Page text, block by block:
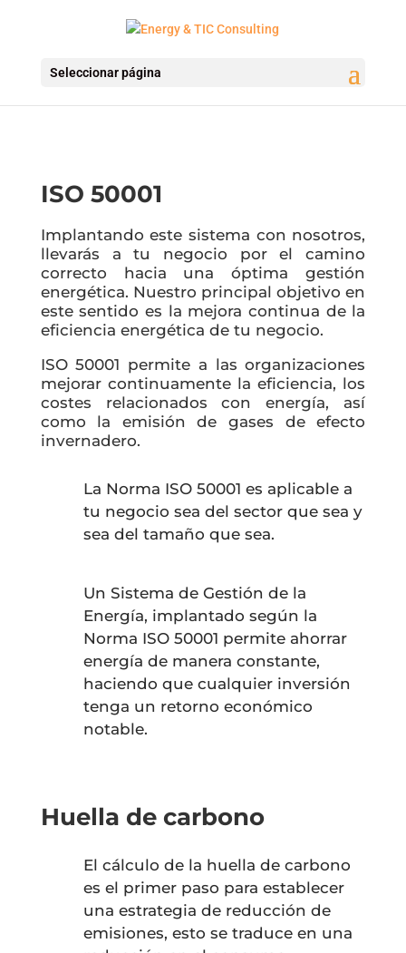
Seleccionar página
ISO 50001
Implantando este sistema con nosotros,
llevarás a tu negocio por el camino
correcto hacia una óptima gestión
energética. Nuestro principal objetivo en
este sentido es la mejora continua de la
eficiencia energética de tu negocio.
ISO 50001 permite a las organizaciones
mejorar continuamente la eficiencia, los
costes relacionados con energía, así
como la emisión de gases de efecto
invernadero.
La Norma ISO 50001 es aplicable a
tu negocio sea del sector que sea y
sea del tamaño que sea.
Un Sistema de Gestión de la
Energía, implantado según la
Norma ISO 50001 permite ahorrar
energía de manera constante,
haciendo que cualquier inversión
tenga un retorno económico
notable.
Huella de carbono
El cálculo de la huella de carbono
es el primer paso para establecer
una estrategia de reducción de
emisiones, esto se traduce en una